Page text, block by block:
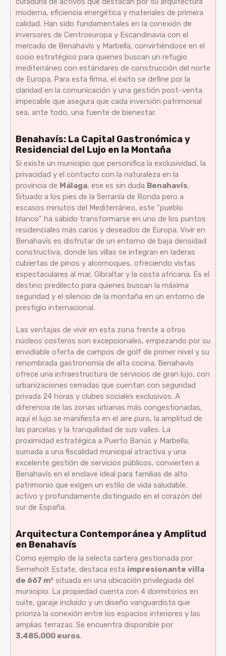
moderna, eficiencia energética y materiales de primera
calidad. Han sido fundamentales en la conexión de
inversores de Centroeuropa y Escandinavia con el
mercado de Benahavís y Marbella, convirtiéndose en el
socio estratégico para quienes buscan un refugio
mediterráneo con estándares de construcción del norte
de Europa. Para esta firma, el éxito se define por la
claridad en la comunicación y una gestión post-venta
impecable que asegura que cada inversión patrimonial
sea, ante todo, una fuente de bienestar.
Benahavís: La Capital Gastronómica y
Residencial del Lujo en la Montaña
Si existe un municipio que personifica la exclusividad, la
privacidad y el contacto con la naturaleza en la
provincia de Málaga, ese es sin duda Benahavís.
Situado a los pies de la Serranía de Ronda pero a
escasos minutos del Mediterráneo, este "pueblo
blanco" ha sabido transformarse en uno de los puntos
residenciales más caros y deseados de Europa. Vivir en
Benahavís es disfrutar de un entorno de baja densidad
constructiva, donde las villas se integran en laderas
cubiertas de pinos y alcornoques, ofreciendo vistas
espectaculares al mar, Gibraltar y la costa africana. Es el
destino predilecto para quienes buscan la máxima
seguridad y el silencio de la montaña en un entorno de
prestigio internacional.
Las ventajas de vivir en esta zona frente a otros
núcleos costeros son excepcionales, empezando por su
envidiable oferta de campos de golf de primer nivel y su
renombrada gastronomía de alta cocina. Benahavís
ofrece una infraestructura de servicios de gran lujo, con
urbanizaciones cerradas que cuentan con seguridad
privada 24 horas y clubes sociales exclusivos. A
diferencia de las zonas urbanas más congestionadas,
aquí el lujo se manifiesta en el aire puro, la amplitud de
las parcelas y la tranquilidad de sus valles. La
proximidad estratégica a Puerto Banús y Marbella,
sumada a una fiscalidad municipal atractiva y una
excelente gestión de servicios públicos, convierten a
Benahavís en el enclave ideal para familias de alto
patrimonio que exigen un estilo de vida saludable,
activo y profundamente distinguido en el corazón del
sur de España.
Arquitectura Contemporánea y Amplitud
en Benahavís
Como ejemplo de la selecta cartera gestionada por
Serneholt Estate, destaca esta impresionante villa
de 667 m² situada en una ubicación privilegiada del
municipio. La propiedad cuenta con 4 dormitorios en
suite, garaje incluido y un diseño vanguardista que
prioriza la conexión entre los espacios interiores y las
amplias terrazas. Se encuentra disponible por
3.485.000 euros.